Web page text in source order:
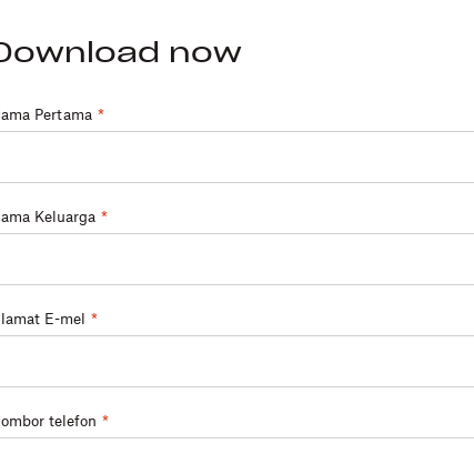
now
*
Pertama
*
Keluarga
*
E-mel
*
telefon